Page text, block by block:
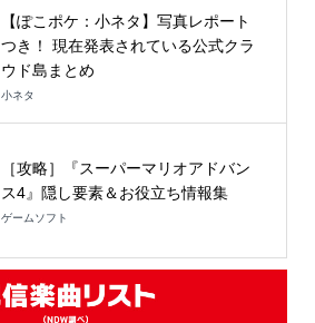
【ぽこポケ：小ネタ】写真レポート
つき！ 現在発表されている公式クラ
ウド島まとめ
小ネタ
［攻略］『スーパーマリオアドバン
ス4』隠し要素＆お役立ち情報集
ゲームソフト